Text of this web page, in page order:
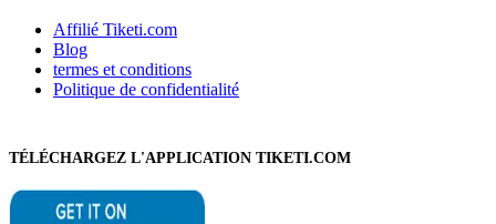
Affilié Tiketi.com
Blog
termes et conditions
Politique de confidentialité
TÉLÉCHARGEZ L'APPLICATION TIKETI.COM